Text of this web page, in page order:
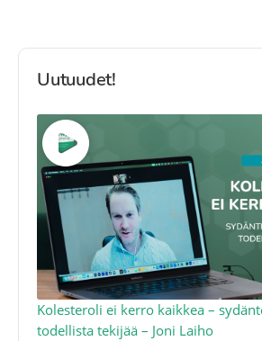
Uutuudet!
Kolesteroli ei kerro kaikkea –
todellista tekijää – Joni Laiho